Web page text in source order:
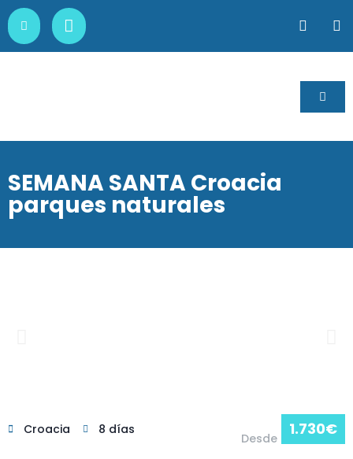
SEMANA SANTA Croacia
parques naturales
Croacia 8 días
Desde 1.730€